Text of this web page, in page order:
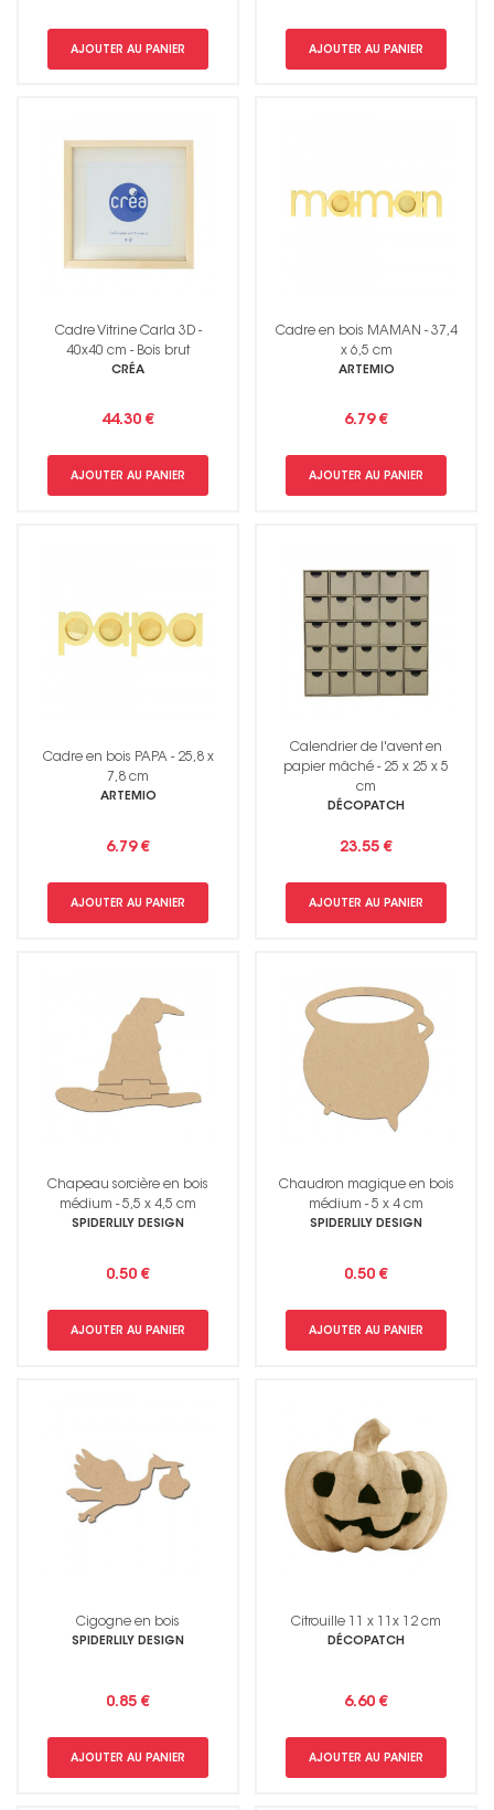
AJOUTER AU PANIER AJOUTER AU PANIER
Cadre Vitrine Carla 3D -
40x40 cm - Bois brut
CRÉA
44.30 €
AJOUTER AU PANIER
Cadre en bois MAMAN - 37,4
x 6,5 cm
ARTEMIO
6.79 €
AJOUTER AU PANIER
Cadre en bois PAPA - 25,8 x
7,8 cm
ARTEMIO
6.79 €
AJOUTER AU PANIER
Calendrier de l'avent en
papier mâché - 25 x 25 x 5
cm
DÉCOPATCH
23.55 €
AJOUTER AU PANIER
Chapeau sorcière en bois
médium - 5,5 x 4,5 cm
SPIDERLILY DESIGN
0.50 €
AJOUTER AU PANIER
Chaudron magique en bois
médium - 5 x 4 cm
SPIDERLILY DESIGN
0.50 €
AJOUTER AU PANIER
Cigogne en bois
SPIDERLILY DESIGN
0.85 €
AJOUTER AU PANIER
Citrouille 11 x 11x 12 cm
DÉCOPATCH
6.60 €
AJOUTER AU PANIER